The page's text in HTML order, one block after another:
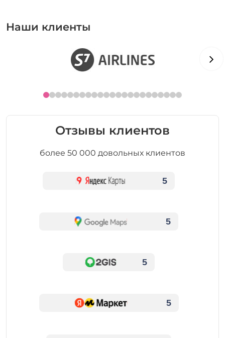
Наши клиенты
Отзывы клиентов
более 50 000 довольных клиентов
5
5
5
5